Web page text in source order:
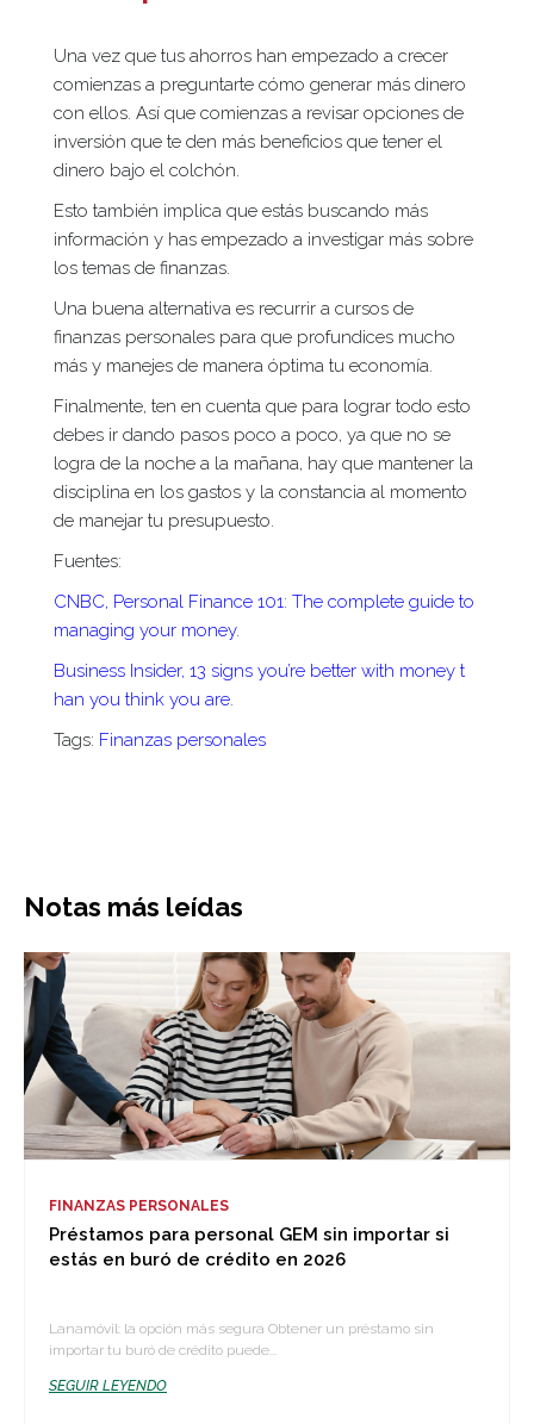
Una vez que tus ahorros han empezado a crecer
comienzas a preguntarte cómo generar más dinero
con ellos. Así que comienzas a revisar opciones de
inversión que te den más beneficios que tener el
dinero bajo el colchón.
Esto también implica que estás buscando más
información y has empezado a investigar más sobre
los temas de finanzas.
Una buena alternativa es recurrir a cursos de
finanzas personales para que profundices mucho
más y manejes de manera óptima tu economía.
Finalmente, ten en cuenta que para lograr todo esto
debes ir dando pasos poco a poco, ya que no se
logra de la noche a la mañana, hay que mantener la
disciplina en los gastos y la constancia al momento
de manejar tu presupuesto.
Fuentes:
CNBC, Personal Finance 101: The complete guide to
managing your money.
Business Insider, 13 signs you’re better with money t
han you think you are.
Tags: Finanzas personales
Notas más leídas
FINANZAS PERSONALES
Préstamos para personal GEM sin importar si
estás en buró de crédito en 2026
Lanamóvil: la opción más segura Obtener un préstamo sin
importar tu buró de crédito puede...
SEGUIR LEYENDO